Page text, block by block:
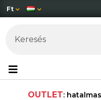
Ft
OUTLET: hatalmas